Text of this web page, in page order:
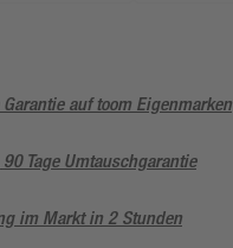
auf toom Eigenmarken
Tage Umtauschgarantie
im Markt in 2 Stunden